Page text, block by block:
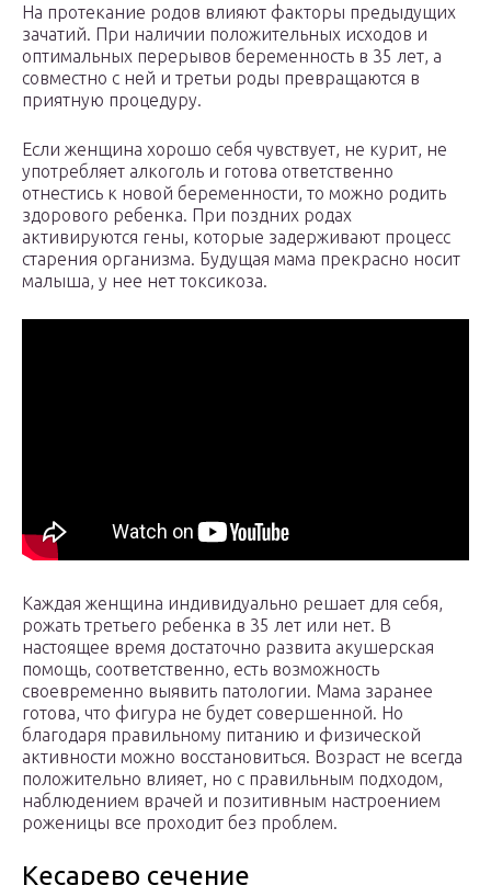
На протекание родов влияют факторы предыдущих
зачатий. При наличии положительных исходов и
оптимальных перерывов беременность в 35 лет, а
совместно с ней и третьи роды превращаются в
приятную процедуру.
Если женщина хорошо себя чувствует, не курит, не
употребляет алкоголь и готова ответственно
отнестись к новой беременности, то можно родить
здорового ребенка. При поздних родах
активируются гены, которые задерживают процесс
старения организма. Будущая мама прекрасно носит
малыша, у нее нет токсикоза.
Каждая женщина индивидуально решает для себя,
рожать третьего ребенка в 35 лет или нет. В
настоящее время достаточно развита акушерская
помощь, соответственно, есть возможность
своевременно выявить патологии. Мама заранее
готова, что фигура не будет совершенной. Но
благодаря правильному питанию и физической
активности можно восстановиться. Возраст не всегда
положительно влияет, но с правильным подходом,
наблюдением врачей и позитивным настроением
роженицы все проходит без проблем.
Кесарево сечение